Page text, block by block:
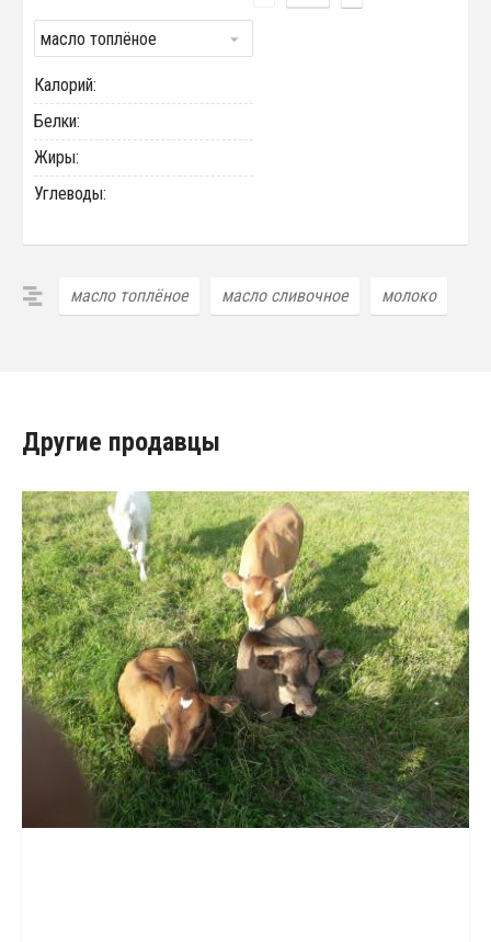
масло топлёное
Калорий:
Белки:
Жиры:
Углеводы:
масло топлёное масло сливочное молоко
Другие продавцы